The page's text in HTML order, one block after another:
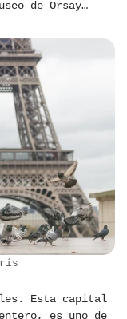
de Orsay…
Esta capital
es uno de